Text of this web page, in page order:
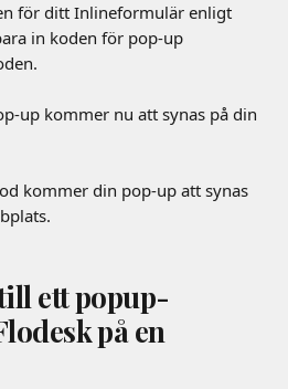
för ditt Inlineformulär enligt
in koden för pop-up
up kommer nu att synas på din
kommer din pop-up att synas
ett popup-
på en